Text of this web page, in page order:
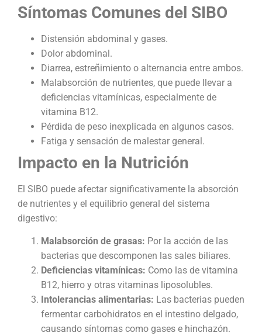
Síntomas Comunes del SIBO
Distensión abdominal y gases.
Dolor abdominal.
Diarrea, estreñimiento o alternancia entre ambos.
Malabsorción de nutrientes, que puede llevar a
deficiencias vitamínicas, especialmente de
vitamina B12.
Pérdida de peso inexplicada en algunos casos.
Fatiga y sensación de malestar general.
Impacto en la Nutrición
El SIBO puede afectar significativamente la absorción
de nutrientes y el equilibrio general del sistema
digestivo:
Malabsorción de grasas: Por la acción de las
bacterias que descomponen las sales biliares.
Deficiencias vitamínicas: Como las de vitamina
B12, hierro y otras vitaminas liposolubles.
Intolerancias alimentarias: Las bacterias pueden
fermentar carbohidratos en el intestino delgado,
causando síntomas como gases e hinchazón.